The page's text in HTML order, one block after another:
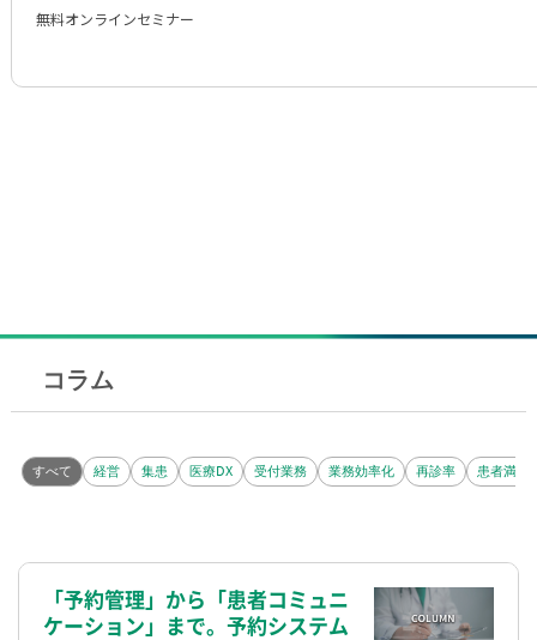
無料オンラインセミナー
コラム
すべて 経営 集患 医療DX 受付業務 業務効率化 再診率 患者満足
「予約管理」から「患者コミュニ
ケーション」まで。予約システム